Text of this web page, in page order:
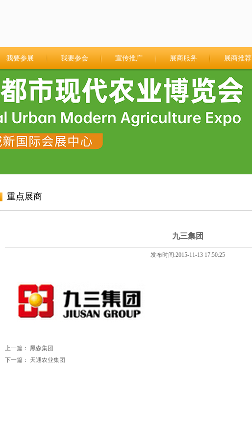
我要参展 我要参会 宣传推广 展商服务 展商推荐
重点展商
九三集团
发布时间:2015-11-13 17:50:25
上一篇： 黑森集团
下一篇： 天通农业集团